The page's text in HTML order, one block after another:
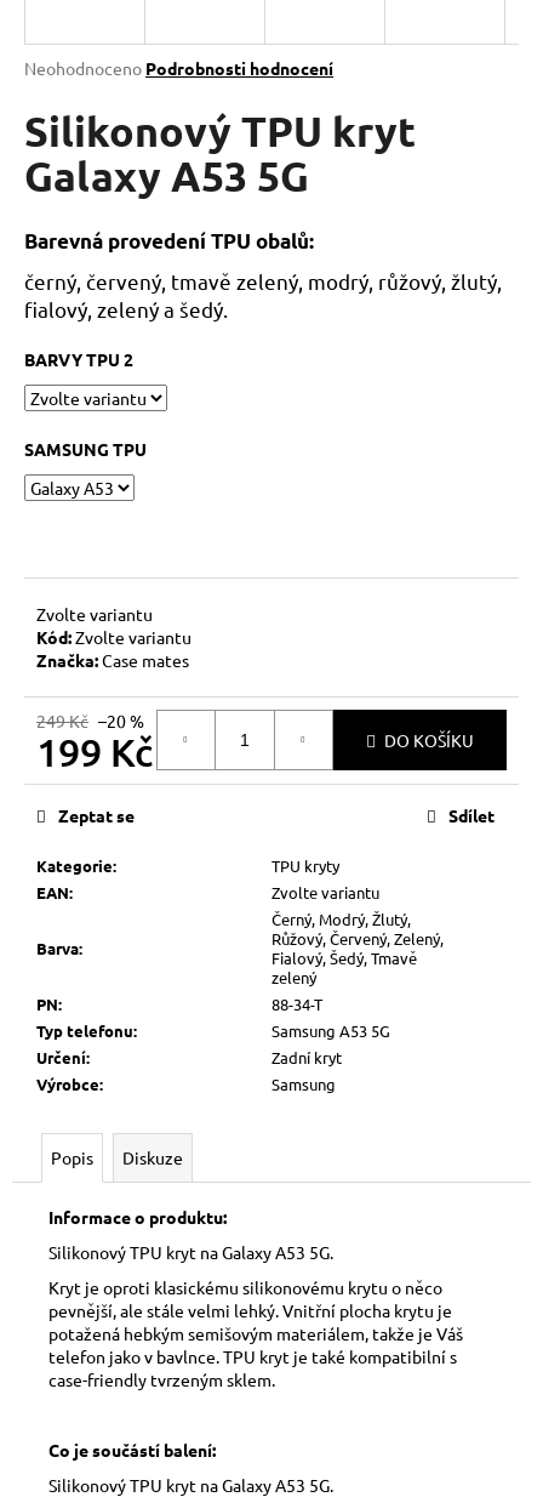
Průměrné
produktu
je
0,0
z
hvězdiček.
Neohodnoceno Podrobnosti hodnocení
Silikonový TPU kryt
Galaxy A53 5G
Barevná provedení TPU obalů:
černý, červený, tmavě zelený, modrý, růžový, žlutý,
fialový, zelený a šedý.
BARVY TPU 2
SAMSUNG TPU
Zvolte variantu
Kód:Zvolte variantu
Značka:Case mates
249 Kč –20 %
199 Kč
Měrná
DO KOŠÍKU
Kategorie:
TPU kryty
EAN: Zvolte variantu
Barva:
Černý, Modrý, Žlutý,
Růžový, Červený, Zelený,
Fialový, Šedý, Tmavě
zelený
PN:
88-34-T
Typ telefonu:
Samsung A53 5G
Určení:
Zadní kryt
Výrobce: Samsung
Zeptat se Sdílet
Popis Diskuze
Informace o produktu:
Silikonový TPU kryt na Galaxy A53 5G.
Kryt je oproti klasickému silikonovému krytu o něco
pevnější, ale stále velmi lehký. Vnitřní plocha krytu je
potažená hebkým semišovým materiálem, takže je Váš
telefon jako v bavlnce. TPU kryt je také kompatibilní s
case-friendly tvrzeným sklem.
Co je součástí balení:
Silikonový TPU kryt na Galaxy A53 5G.
j
t
?
HLEDAT
D
o
p
o
r
u
e
m